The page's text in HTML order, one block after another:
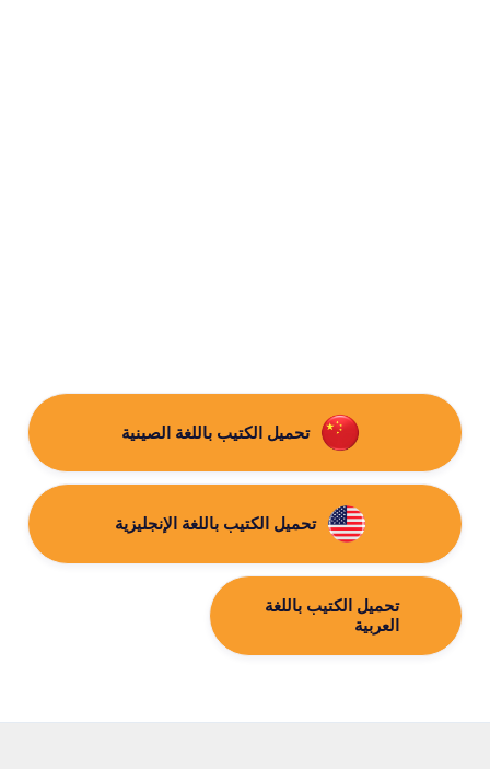
تحميل الكتيب باللغة الصينية
تحميل الكتيب باللغة الإنجليزية
تحميل الكتيب باللغة
العربية